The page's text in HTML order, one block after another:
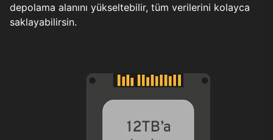
depolama alanını yükseltebilir, tüm verilerini kolayca
saklayabilirsin.